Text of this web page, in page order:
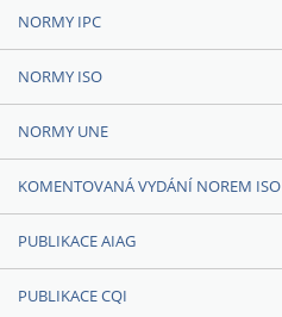
NORMY IPC
NORMY ISO
NORMY UNE
KOMENTOVANÁ VYDÁNÍ NOREM ISO
PUBLIKACE AIAG
PUBLIKACE CQI